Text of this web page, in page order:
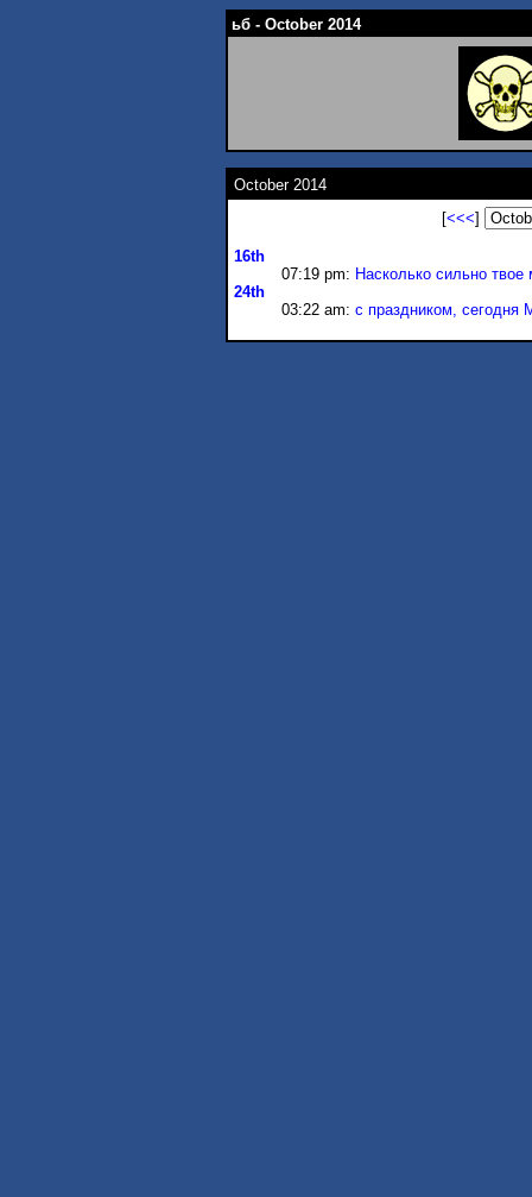
ьб - October 2014
October 2014
[<<<]
16th
07:19 pm: Насколько сильно
24th
03:22 am: с праздником, сегодня